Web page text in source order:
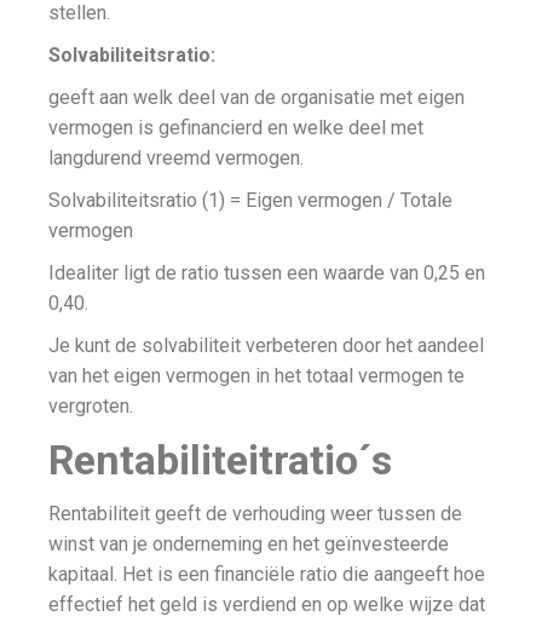
stellen.
Solvabiliteitsratio:
geeft aan welk deel van de organisatie met eigen
vermogen is gefinancierd en welke deel met
langdurend vreemd vermogen.
Solvabiliteitsratio (1) = Eigen vermogen / Totale
vermogen
Idealiter ligt de ratio tussen een waarde van 0,25 en
0,40.
Je kunt de solvabiliteit verbeteren door het aandeel
van het eigen vermogen in het totaal vermogen te
vergroten.
Rentabiliteitratio´s
Rentabiliteit geeft de verhouding weer tussen de
winst van je onderneming en het geïnvesteerde
kapitaal. Het is een financiële ratio die aangeeft hoe
effectief het geld is verdiend en op welke wijze dat